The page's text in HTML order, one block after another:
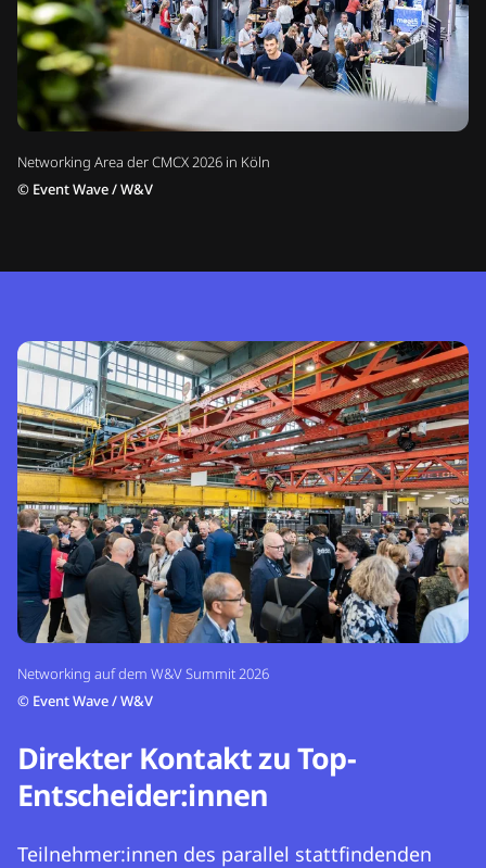
Networking Area der CMCX 2026 in Köln
© Event Wave / W&V
Networking auf dem W&V Summit 2026
© Event Wave / W&V
Direkter Kontakt zu Top-
Entscheider:innen
Teilnehmer:innen des parallel stattfindenden